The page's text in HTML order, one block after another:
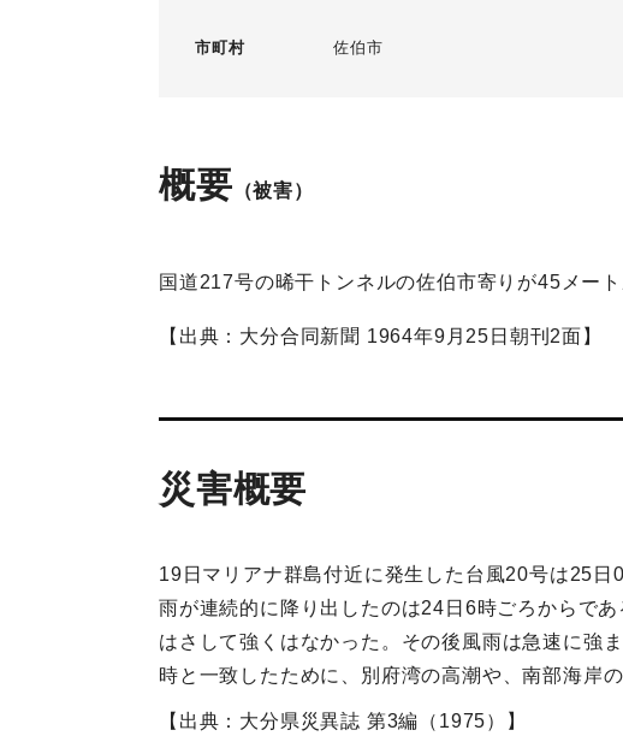
市町村 佐伯市
概要 （被害）
国道217号の晞干トンネルの佐伯市寄りが45メー
【出典：大分合同新聞 1964年9月25日朝刊2面】
災害概要
19日マリアナ群島付近に発生した台風20号は25
雨が連続的に降り出したのは24日6時ごろからで
はさして強くはなかった。その後風雨は急速に強
時と一致したために、別府湾の高潮や、南部海岸
【出典：大分県災異誌 第3編（1975）】